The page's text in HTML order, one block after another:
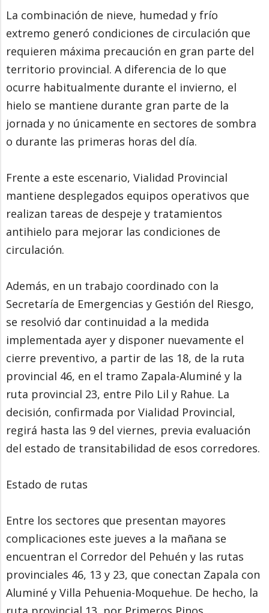
La combinación de nieve, humedad y frío
extremo generó condiciones de circulación que
requieren máxima precaución en gran parte del
territorio provincial. A diferencia de lo que
ocurre habitualmente durante el invierno, el
hielo se mantiene durante gran parte de la
jornada y no únicamente en sectores de sombra
o durante las primeras horas del día.
Frente a este escenario, Vialidad Provincial
mantiene desplegados equipos operativos que
realizan tareas de despeje y tratamientos
antihielo para mejorar las condiciones de
circulación.
Además, en un trabajo coordinado con la
Secretaría de Emergencias y Gestión del Riesgo,
se resolvió dar continuidad a la medida
implementada ayer y disponer nuevamente el
cierre preventivo, a partir de las 18, de la ruta
provincial 46, en el tramo Zapala-Aluminé y la
ruta provincial 23, entre Pilo Lil y Rahue. La
decisión, confirmada por Vialidad Provincial,
regirá hasta las 9 del viernes, previa evaluación
del estado de transitabilidad de esos corredores.
Estado de rutas
Entre los sectores que presentan mayores
complicaciones este jueves a la mañana se
encuentran el Corredor del Pehuén y las rutas
provinciales 46, 13 y 23, que conectan Zapala con
Aluminé y Villa Pehuenia-Moquehue. De hecho, la